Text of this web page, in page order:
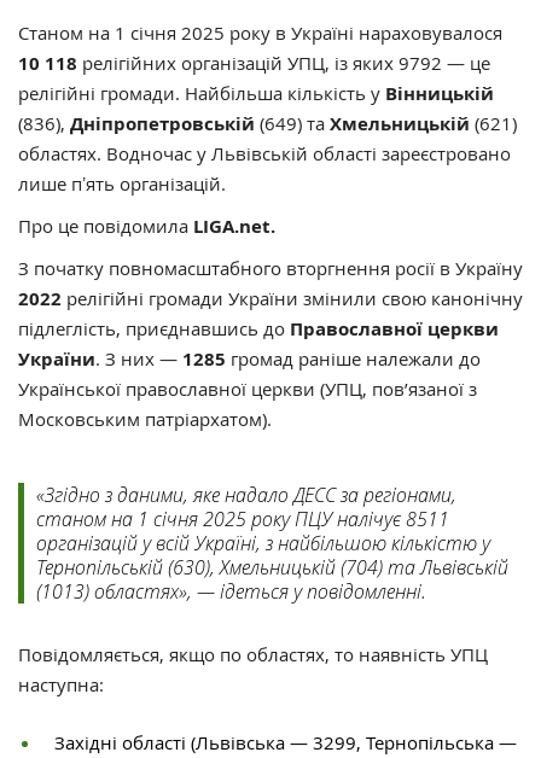
Станом на 1 січня 2025 року в Україні нараховувалося
10 118 релігійних організацій УПЦ, із яких 9792 — це
релігійні громади. Найбільша кількість у Вінницькій
(836), Дніпропетровській (649) та Хмельницькій (621)
областях. Водночас у Львівській області зареєстровано
лише пʼять організацій.
Про це повідомила LIGA.net.
З початку повномасштабного вторгнення росії в Україну
2022 релігійні громади України змінили свою канонічну
підлеглість, приєднавшись до Православної церкви
України. З них — 1285 громад раніше належали до
Української православної церкви (УПЦ, пов’язаної з
Московським патріархатом).
«Згідно з даними, яке надало ДЕСС за регіонами,
станом на 1 січня 2025 року ПЦУ налічує 8511
організацій у всій Україні, з найбільшою кількістю у
Тернопільській (630), Хмельницькій (704) та Львівській
(1013) областях», — ідеться у повідомленні.
Повідомляється, якщо по областях, то наявність УПЦ
наступна:
Західні області (Львівська — 3299, Тернопільська —